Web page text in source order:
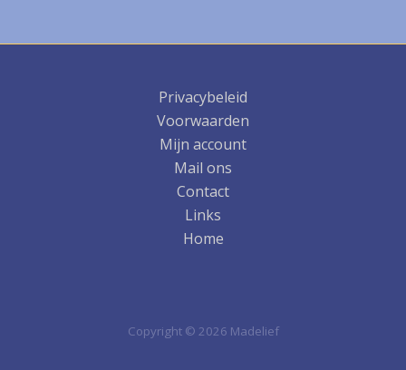
Privacybeleid
Voorwaarden
Mijn account
Mail ons
Contact
Links
Home
Copyright © 2026 Madelief